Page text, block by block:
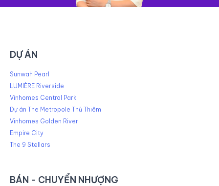
DỰ ÁN
Sunwah Pearl
LUMIÈRE Riverside
Vinhomes Central Park
Dự án The Metropole Thủ Thiêm
Vinhomes Golden River
Empire City
The 9 Stellars
BÁN - CHUYỂN NHƯỢNG